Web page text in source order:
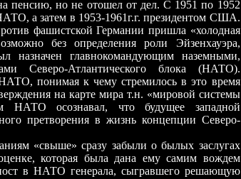
пенсию, но не отошел от дел. С 1951 по 1952
а затем в 1953-1961г.г. президентом США.
фашистской Германии пришла «холодная
без определения роли Эйзенхауэра,
назначен главнокомандующим наземными,
Северо-Атлантического блока (НАТО).
понимая к чему стремилось в это время
на карте мира т.н. «мировой системы
НАТО осознавал, что будущее западной
претворения в жизнь концепции Северо-
сразу забыли о былых заслугах
которая была дана ему самим вождем
в НАТО генерала, сыгравшего решающую